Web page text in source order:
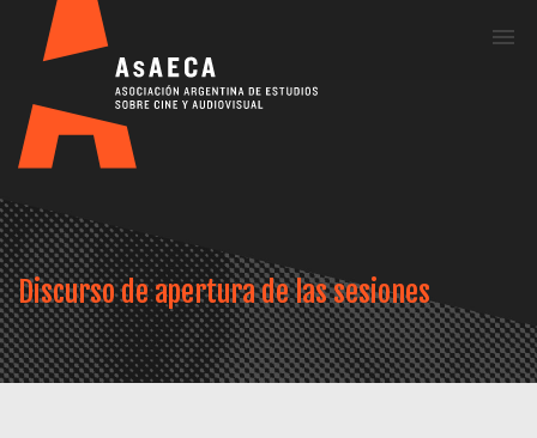
Discurso de apertura de las sesiones